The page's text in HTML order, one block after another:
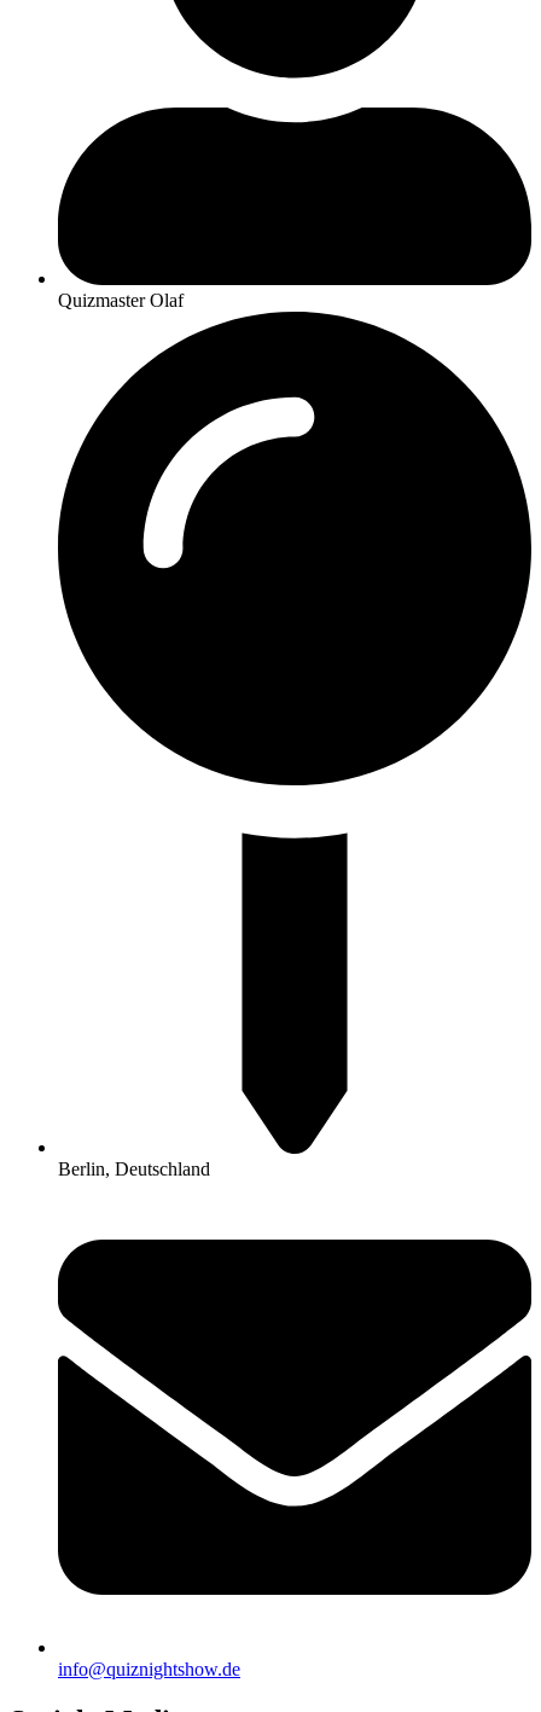
Quizmaster Olaf
Berlin, Deutschland
info@quiznightshow.de